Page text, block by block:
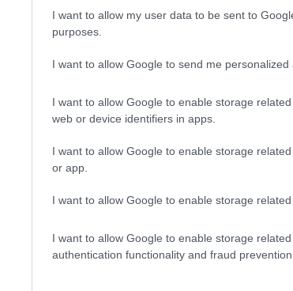
I want to allow my user data to be sent to
purposes.
I want to allow Google to send me personalized
I want to allow Google to enable storage
web or device identifiers in apps.
I want to allow Google to enable storage
or app.
I want to allow Google to enable storage related
I want to allow Google to enable storage
authentication functionality and fraud
µέσα στα έλατα µέχρι να ανηφορίσουµε…
σίγουρα
σε δάσος ελάτης στις ανατολικές
και από αυτό περνάει το Ευρωπαϊκό